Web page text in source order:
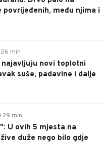
povrijeđenih, među njima i
26 min
najavljuju novi toplotni
suše, padavine i dalje
29 min
U ovih 5 mjesta na
duže nego bilo gdje